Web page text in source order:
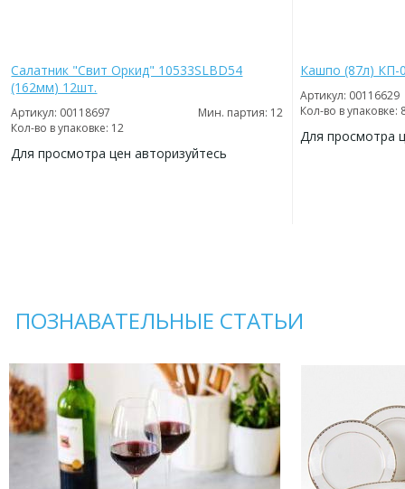
Салатник "Свит Оркид" 10533SLBD54
(162мм) 12шт.
Артикул: 00118697
Мин. партия: 12
Кол-во в упаковке: 12
Для просмотра цен авторизуйтесь
Кашпо (87л) КП-
Артикул: 00116629
Кол-во в упаковке:
Для просмотра
ПОЗНАВАТЕЛЬНЫЕ СТАТЬИ